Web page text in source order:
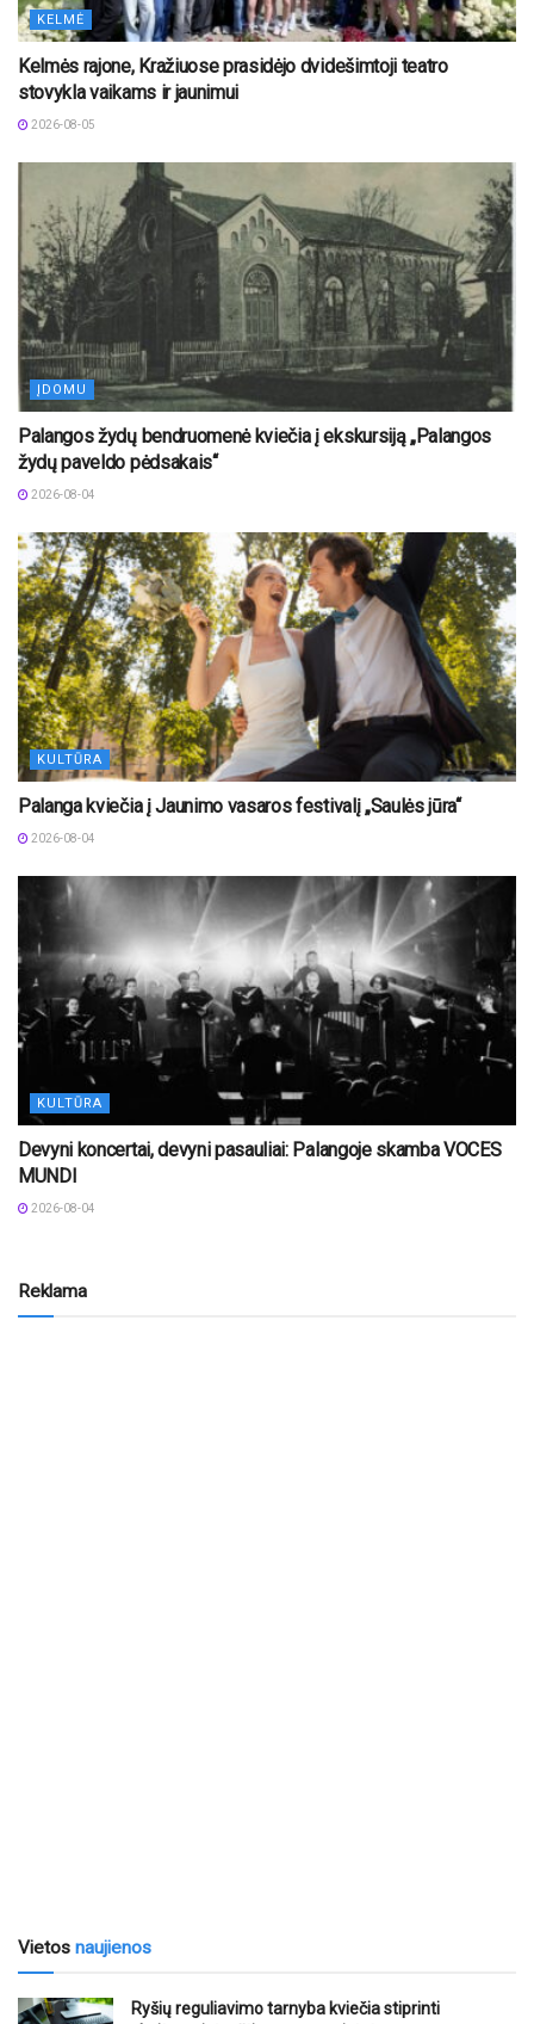
KELMĖ
Kelmės rajone, Kražiuose prasidėjo dvidešimtoji teatro
stovykla vaikams ir jaunimui
2026-08-05
ĮDOMU
Palangos žydų bendruomenė kviečia į ekskursiją „Palangos
žydų paveldo pėdsakais“
2026-08-04
KULTŪRA
Palanga kviečia į Jaunimo vasaros festivalį „Saulės jūra“
2026-08-04
KULTŪRA
Devyni koncertai, devyni pasauliai: Palangoje skamba VOCES
MUNDI
2026-08-04
Reklama
Vietos naujienos
Ryšių reguliavimo tarnyba kviečia stiprinti